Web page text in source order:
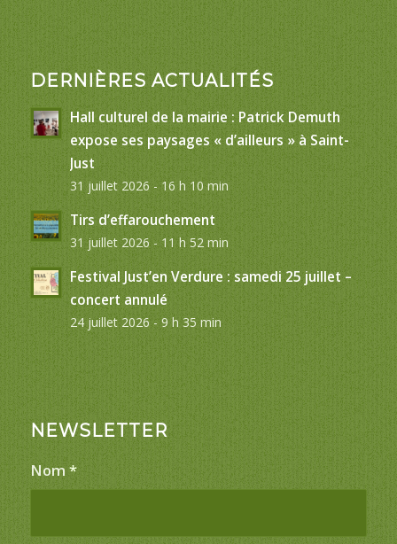
DERNIÈRES ACTUALITÉS
Hall culturel de la mairie : Patrick Demuth
expose ses paysages « d’ailleurs » à Saint-
Just
31 juillet 2026 - 16 h 10 min
Tirs d’effarouchement
31 juillet 2026 - 11 h 52 min
Festival Just’en Verdure : samedi 25 juillet –
concert annulé
24 juillet 2026 - 9 h 35 min
NEWSLETTER
Nom *